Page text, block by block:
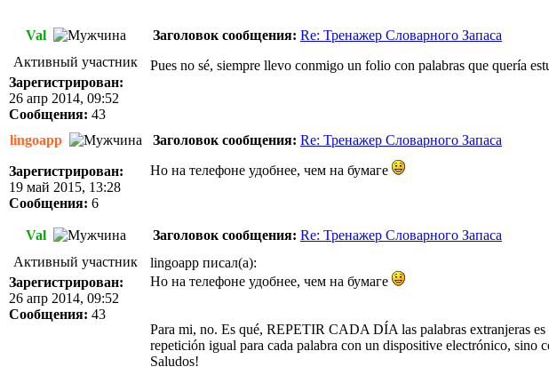
Val Заголовок сообщения: Re: Тренажер Словарного Запаса
Активный участник
Зарегистрирован:
26 апр 2014, 09:52
Сообщения: 43
Pues no sé, siempre llevo conmigo un folio con palabras que quería
lingoapp Заголовок сообщения: Re: Тренажер Словарного Запаса
Зарегистрирован:
19 май 2015, 13:28
Сообщения: 6
Но на телефоне удобнее, чем на бумаге
Val Заголовок сообщения: Re: Тренажер Словарного Запаса
Активный участник
Зарегистрирован:
26 апр 2014, 09:52
Сообщения: 43
lingoapp писал(а):
Но на телефоне удобнее, чем на бумаге
Para mi, no. Es qué, REPETIR CADA DÍA las palabras extranjeras
repetición igual para cada palabra con un dispositive electrónico, sino
Saludos!